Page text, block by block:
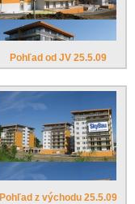
Pohľad od JV 25.5.09
Pohľad z východu 25.5.09